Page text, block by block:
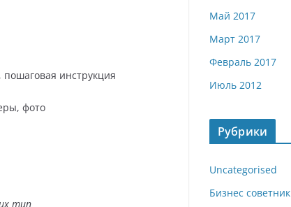
пошаговая инструкция
фото
тип
Май 2017
Март 2017
Февраль 2017
Июль 2012
Рубрики
Uncategorised
Бизнес советник